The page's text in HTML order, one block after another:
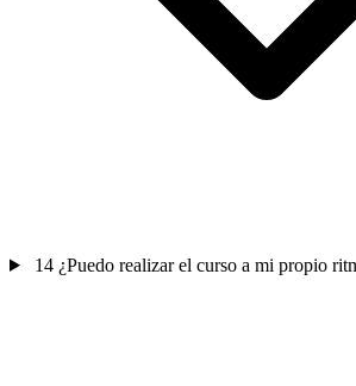
14 ¿Puedo realizar el curso a mi propio